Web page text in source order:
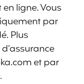
ligne. Vous
par
Plus
et par